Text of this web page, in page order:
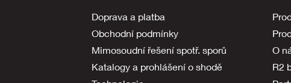
Doprava a platba
Obchodní podmínky
Mimosoudní řešení spotř. sporů
Katalogy a prohlášení o shodě
O
R2